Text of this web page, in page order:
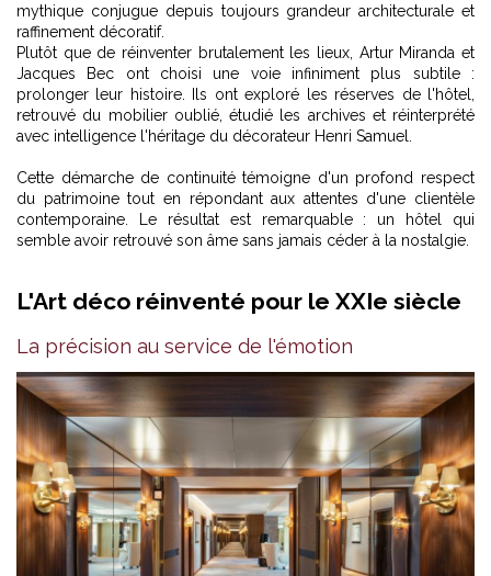
mythique conjugue depuis toujours grandeur architecturale et
raffinement décoratif.
Plutôt que de réinventer brutalement les lieux, Artur Miranda et
Jacques Bec ont choisi une voie infiniment plus subtile :
prolonger leur histoire. Ils ont exploré les réserves de l'hôtel,
retrouvé du mobilier oublié, étudié les archives et réinterprété
avec intelligence l'héritage du décorateur Henri Samuel.
Cette démarche de continuité témoigne d'un profond respect
du patrimoine tout en répondant aux attentes d'une clientèle
contemporaine. Le résultat est remarquable : un hôtel qui
semble avoir retrouvé son âme sans jamais céder à la nostalgie.
L'Art déco réinventé pour le XXIe siècle
La précision au service de l'émotion